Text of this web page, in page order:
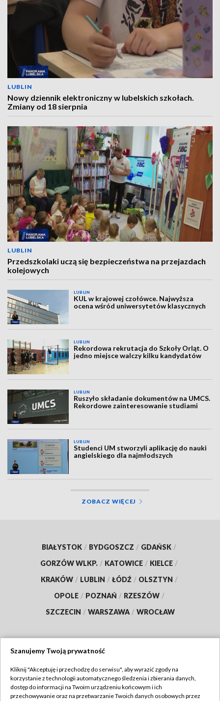
LUBLIN
Nowy dziennik elektroniczny w lubelskich szkołach.
Zmiany od 18 sierpnia
LUBLIN
Przedszkolaki uczą się bezpieczeństwa na przejazdach
kolejowych
LUBLIN
KUL w krajowej czołówce. Najwyższa
ocena wśród uniwersytetów klasycznych
LUBLIN
Rekordowa rekrutacja do Szkoły Orląt. O
jedno miejsce walczy kilku kandydatów
LUBLIN
Ruszyło składanie dokumentów na UMCS.
Rekordowe zainteresowanie studiami
LUBLIN
Studenci UM stworzyli aplikację do nauki
angielskiego dla najmłodszych
ZOBACZ WIĘCEJ
BIAŁYSTOK / BYDGOSZCZ / GDAŃSK /
GORZÓW WLKP. / KATOWICE / KIELCE /
KRAKÓW / LUBLIN / ŁÓDŹ / OLSZTYN /
OPOLE / POZNAŃ / RZESZÓW /
SZCZECIN / WARSZAWA / WROCŁAW
TVP
Abonament TVP
Regulamin TVP
Szanujemy Twoją prywatność
Kliknij "Akceptuję i przechodzę do serwisu", aby wyrazić zgody na
korzystanie z technologii automatycznego śledzenia i zbierania danych,
dostęp do informacji na Twoim urządzeniu końcowym i ich
przechowywanie oraz na przetwarzanie Twoich danych osobowych przez